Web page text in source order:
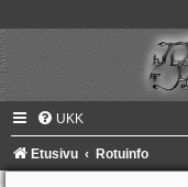
UKK
Etusivu Rotuinfo